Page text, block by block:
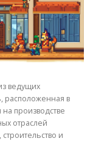
ведущих
расположенная в
производстве
отраслей
и